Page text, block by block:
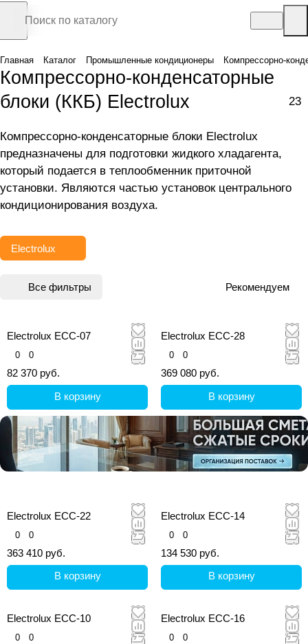
Главная Каталог Промышленные кондиционеры Компрессорно-
Компрессорно-конденсаторные
блоки (ККБ) Electrolux
23
Компрессорно-конденсаторные блоки Electrolux
предназначены для подготовки жидкого хладагента,
который подается в теплообменник приточной
установки. Являются частью установок центрального
кондиционирования воздуха.
Electrolux
Все фильтры Рекомендуем
Electrolux ECC-07
0 0
82 370 руб.
В корзину
Electrolux ECC-28
0 0
369 080 руб.
В корзину
Electrolux ECC-22
0 0
363 410 руб.
В корзину
Electrolux ECC-14
0 0
134 530 руб.
В корзину
Electrolux ECC-10
0 0
Electrolux ECC-16
0 0